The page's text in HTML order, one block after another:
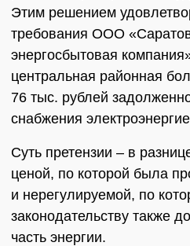
Этим решением
требования ООО
энергосбытовая
центральная районная
76 тыс. рублей
снабжения
Суть претензии – в
ценой, по которой была
и нерегулируемой, по
законодательству также
часть энергии.